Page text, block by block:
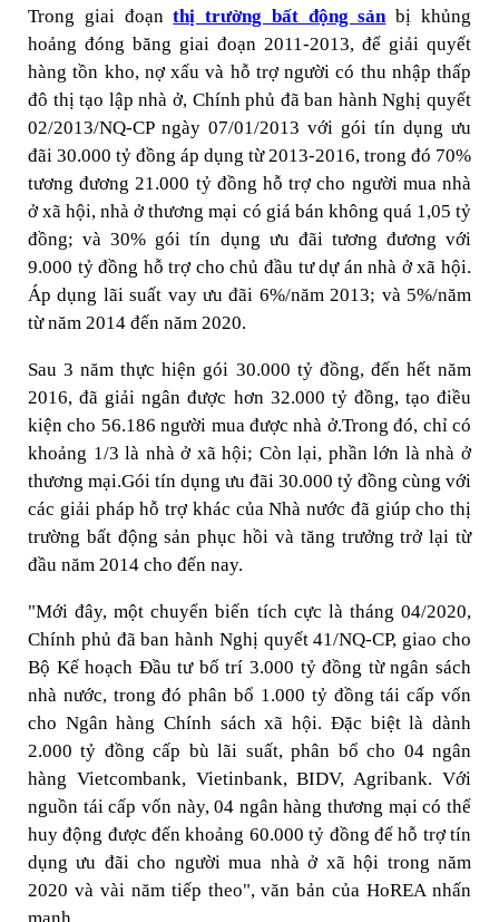
Trong giai đoạnthị trường bất động sảnbị khủng
hoảng đóng băng giai đoạn 2011-2013, để giải quyết
hàng tồn kho, nợ xấu và hỗ trợ người có thu nhập thấp
đô thị tạo lập nhà ở, Chính phủ đã ban hành Nghị quyết
02/2013/NQ-CP ngày 07/01/2013 với gói tín dụng ưu
đãi 30.000 tỷ đồng áp dụng từ 2013-2016, trong đó 70%
tương đương 21.000 tỷ đồng hỗ trợ cho người mua nhà
ở xã hội, nhà ở thương mại có giá bán không quá 1,05 tỷ
đồng; và 30% gói tín dụng ưu đãi tương đương với
9.000 tỷ đồng hỗ trợ cho chủ đầu tư dự án nhà ở xã hội.
Áp dụng lãi suất vay ưu đãi 6%/năm 2013; và 5%/năm
từ năm 2014 đến năm 2020.
Sau 3 năm thực hiện gói 30.000 tỷ đồng, đến hết năm
2016, đã giải ngân được hơn 32.000 tỷ đồng, tạo điều
kiện cho 56.186 người mua được nhà ở.Trong đó, chỉ có
khoảng 1/3 là nhà ở xã hội; Còn lại, phần lớn là nhà ở
thương mại.Gói tín dụng ưu đãi 30.000 tỷ đồng cùng với
các giải pháp hỗ trợ khác của Nhà nước đã giúp cho thị
trường bất động sản phục hồi và tăng trưởng trở lại từ
đầu năm 2014 cho đến nay.
"Mới đây, một chuyển biến tích cực là tháng 04/2020,
Chính phủ đã ban hành Nghị quyết 41/NQ-CP, giao cho
Bộ Kế hoạch Đầu tư bố trí 3.000 tỷ đồng từ ngân sách
nhà nước, trong đó phân bổ 1.000 tỷ đồng tái cấp vốn
cho Ngân hàng Chính sách xã hội. Đặc biệt là dành
2.000 tỷ đồng cấp bù lãi suất, phân bổ cho 04 ngân
hàng Vietcombank, Vietinbank, BIDV, Agribank. Với
nguồn tái cấp vốn này, 04 ngân hàng thương mại có thể
huy động được đến khoảng 60.000 tỷ đồng để hỗ trợ tín
dụng ưu đãi cho người mua nhà ở xã hội trong năm
2020 và vài năm tiếp theo", văn bản của HoREA nhấn